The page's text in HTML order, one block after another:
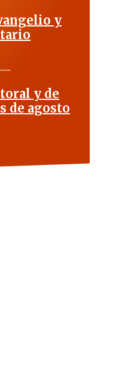
y
y de
de agosto